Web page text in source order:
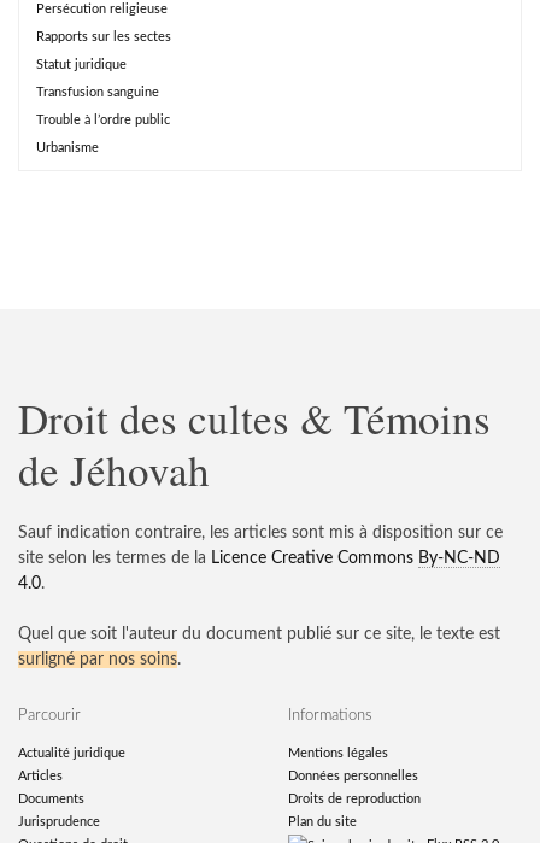
Persécution religieuse
Rapports sur les sectes
Statut juridique
Transfusion sanguine
Trouble à l’ordre public
Urbanisme
Droit des cultes & Témoins
de Jéhovah
Sauf indication contraire, les articles sont mis à disposition sur ce
site selon les termes de la Licence Creative Commons By-NC-ND
4.0.
Quel que soit l'auteur du document publié sur ce site, le texte est
surligné par nos soins.
Parcourir
Actualité juridique
Articles
Documents
Jurisprudence
Informations
Mentions légales
Données personnelles
Droits de reproduction
Plan du site